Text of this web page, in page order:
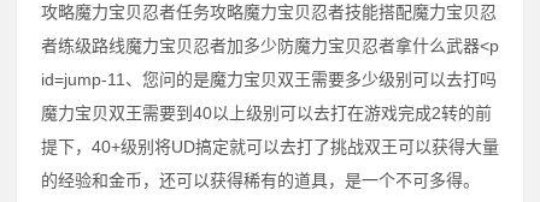
攻略魔力宝贝忍者任务攻略魔力宝贝忍者技能搭配魔力宝贝忍
者练级路线魔力宝贝忍者加多少防魔力宝贝忍者拿什么武器˂p
id=jump-11、您问的是魔力宝贝双王需要多少级别可以去打吗
魔力宝贝双王需要到40以上级别可以去打在游戏完成2转的前
提下，40+级别将UD搞定就可以去打了挑战双王可以获得大量
的经验和金币，还可以获得稀有的道具，是一个不可多得。